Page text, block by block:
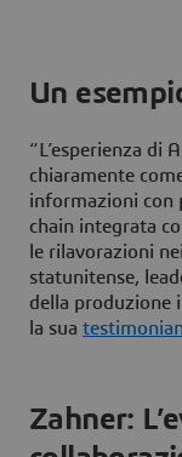
Un
“L’esperienza di
chiaramente
informazioni con
chain integrata
le rilavorazioni
statunitense,
della produzione
la sua
Zahner: